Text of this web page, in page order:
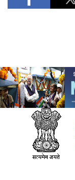
संस्‍कृति मंत्रालय
विज्ञान संस्कृति
रक्षा मंत्रालय
‘अग्नि-4’
रक्षा मंत्री ने
समिति की बैठक की